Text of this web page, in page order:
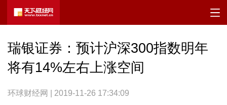
瑞银证券：预计沪深300指数明年
将有14%左右上涨空间
环球财经网 | 2019-11-26 17:34:09